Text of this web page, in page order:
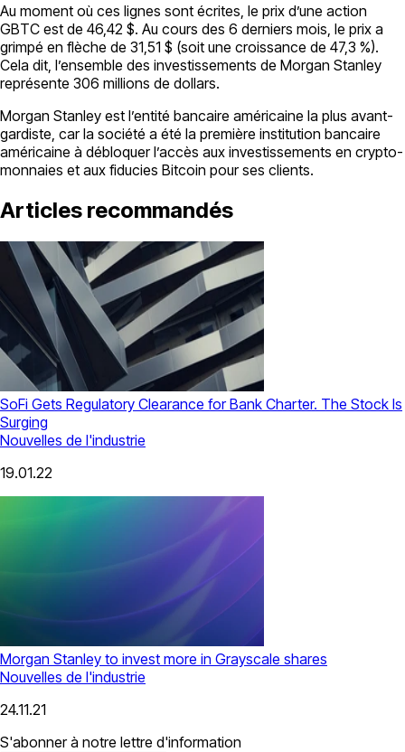
Au moment où ces lignes sont écrites, le prix d’une action
GBTC est de 46,42 $. Au cours des 6 derniers mois, le prix a
grimpé en flèche de 31,51 $ (soit une croissance de 47,3 %).
Cela dit, l’ensemble des investissements de Morgan Stanley
représente 306 millions de dollars.
Morgan Stanley est l’entité bancaire américaine la plus avant-
gardiste, car la société a été la première institution bancaire
américaine à débloquer l’accès aux investissements en crypto-
monnaies et aux fiducies Bitcoin pour ses clients.
Articles recommandés
SoFi Gets Regulatory Clearance for Bank Charter. The Stock Is
Surging
Nouvelles de l'industrie
19.01.22
Morgan Stanley to invest more in Grayscale shares
Nouvelles de l'industrie
24.11.21
S'abonner à notre lettre d'information